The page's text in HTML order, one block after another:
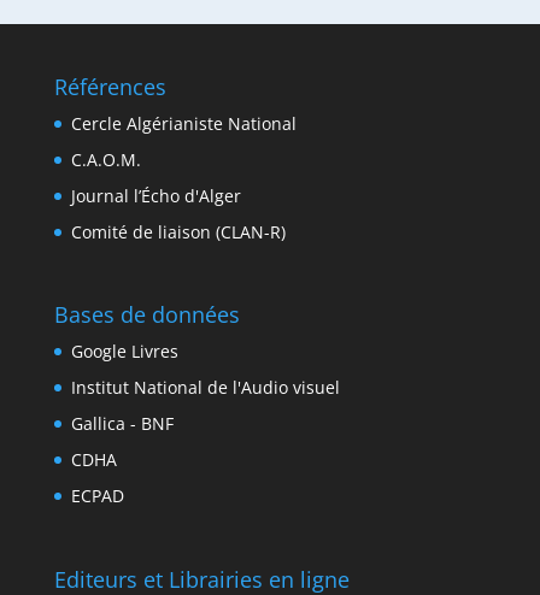
Références
Cercle Algérianiste National
C.A.O.M.
Journal l’Écho d'Alger
Comité de liaison (CLAN-R)
Bases de données
Google Livres
Institut National de l'Audio visuel
Gallica - BNF
CDHA
ECPAD
Editeurs et Librairies en ligne